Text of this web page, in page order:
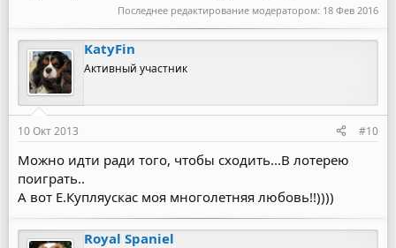
Последнее редактирование модератором: 18 Фев 2016
KatyFin
Активный участник
10 Окт 2013 #10
Можно идти ради того, чтобы сходить...В лотерею
поиграть..
А вот Е.Купляускас моя многолетняя любовь!!))))
Royal Spaniel